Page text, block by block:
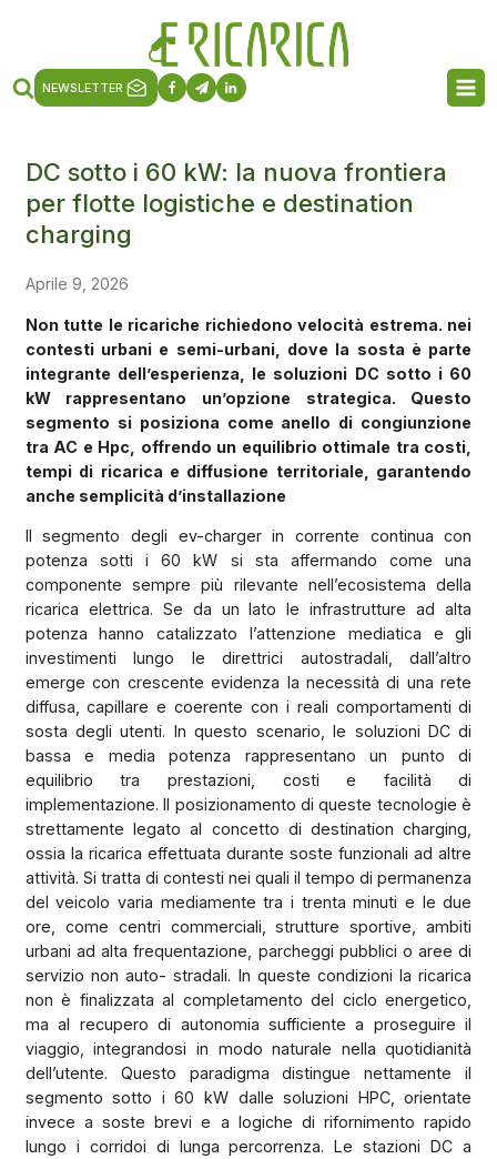
NEWSLETTER
DC sotto i 60 kW: la nuova frontiera
per flotte logistiche e destination
charging
Aprile 9, 2026
Non tutte le ricariche richiedono velocità estrema. nei
contesti urbani e semi-urbani, dove la sosta è parte
integrante dell’esperienza, le soluzioni DC sotto i 60
kW rappresentano un’opzione strategica. Questo
segmento si posiziona come anello di congiunzione
tra AC e Hpc, offrendo un equilibrio ottimale tra costi,
tempi di ricarica e diffusione territoriale, garantendo
anche semplicità d’installazione
Il segmento degli ev-charger in corrente continua con
potenza sotti i 60 kW si sta affermando come una
componente sempre più rilevante nell’ecosistema della
ricarica elettrica. Se da un lato le infrastrutture ad alta
potenza hanno catalizzato l’attenzione mediatica e gli
investimenti lungo le direttrici autostradali, dall’altro
emerge con crescente evidenza la necessità di una rete
diffusa, capillare e coerente con i reali comportamenti di
sosta degli utenti. In questo scenario, le soluzioni DC di
bassa e media potenza rappresentano un punto di
equilibrio tra prestazioni, costi e facilità di
implementazione. Il posizionamento di queste tecnologie è
strettamente legato al concetto di destination charging,
ossia la ricarica effettuata durante soste funzionali ad altre
attività. Si tratta di contesti nei quali il tempo di permanenza
del veicolo varia mediamente tra i trenta minuti e le due
ore, come centri commerciali, strutture sportive, ambiti
urbani ad alta frequentazione, parcheggi pubblici o aree di
servizio non auto- stradali. In queste condizioni la ricarica
non è finalizzata al completamento del ciclo energetico,
ma al recupero di autonomia sufficiente a proseguire il
viaggio, integrandosi in modo naturale nella quotidianità
dell’utente. Questo paradigma distingue nettamente il
segmento sotto i 60 kW dalle soluzioni HPC, orientate
invece a soste brevi e a logiche di rifornimento rapido
lungo i corridoi di lunga percorrenza. Le stazioni DC a